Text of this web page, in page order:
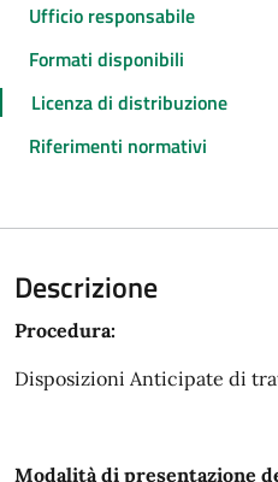
Ufficio responsabile
Formati disponibili
Licenza di distribuzione
Riferimenti normativi
Descrizione
Procedura:
Disposizioni Anticipate di
Modalità di presentazione